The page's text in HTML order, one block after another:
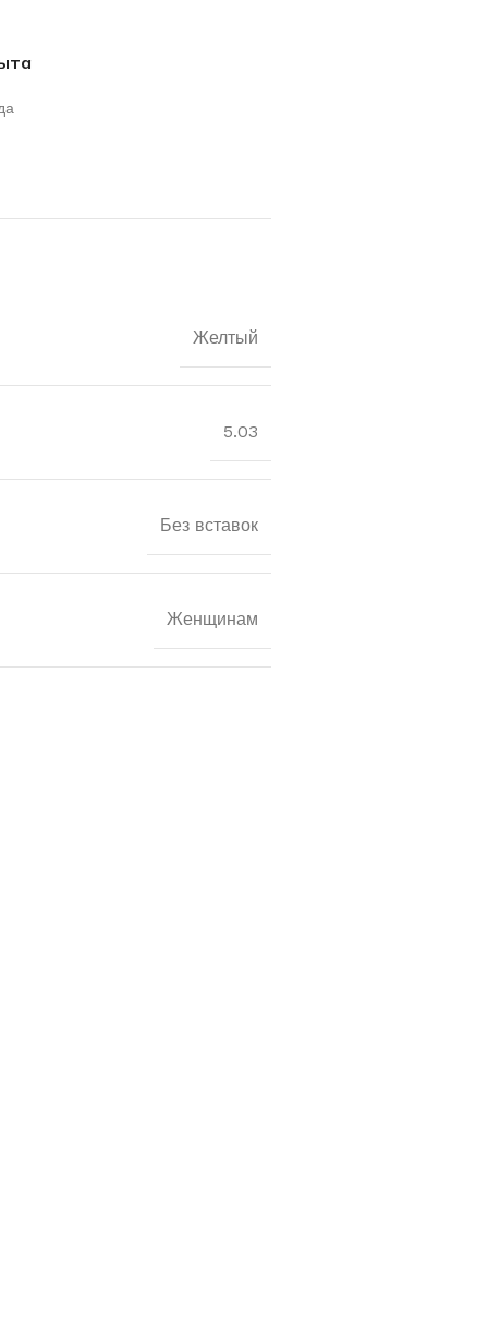
Желтый
5.03
Без вставок
Женщинам